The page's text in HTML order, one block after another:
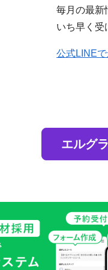
毎月の最新
いち早く受
公式LINE
エルグ